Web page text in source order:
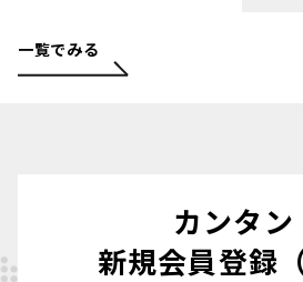
一覧でみる
カンタン
新規会員登録